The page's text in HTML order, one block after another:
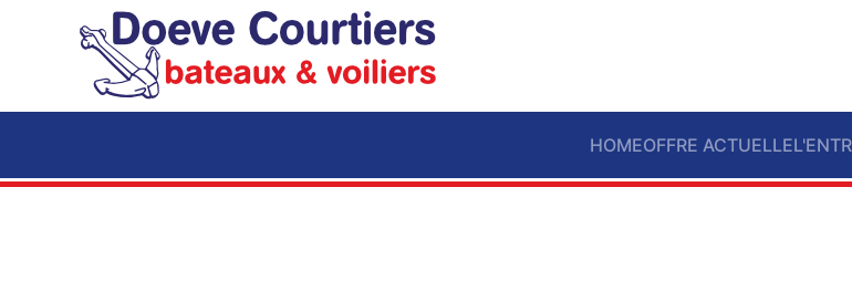
Accéder au contenu principal
HOMEOFFRE ACTUELLE